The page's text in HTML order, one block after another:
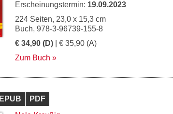
Erscheinungstermin: 19.09.2023
224 Seiten, 23,0 x 15,3 cm
Buch, 978-3-96739-155-8
€ 34,90 (D) | € 35,90 (A)
Zum Buch
EPUB
PDF